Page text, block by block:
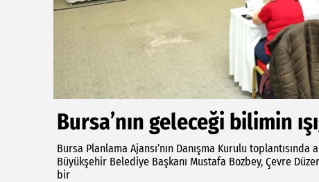
Bursa’nın geleceği bilimin
Bursa Planlama Ajansı’nın Danışma Kurulu
Büyükşehir Belediye Başkanı Mustafa Bozbey, Çevre
bir